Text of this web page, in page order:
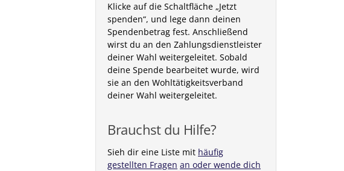
Klicke auf die Schaltfläche „Jetzt
spenden“, und lege dann deinen
Spendenbetrag fest. Anschließend
wirst du an den Zahlungsdienstleister
deiner Wahl weitergeleitet. Sobald
deine Spende bearbeitet wurde, wird
sie an den Wohltätigkeitsverband
deiner Wahl weitergeleitet.
Brauchst du Hilfe?
Sieh dir eine Liste mit häufig
gestellten Fragen an oder wende dich